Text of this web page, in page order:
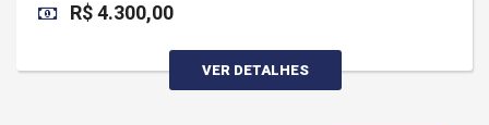
R$ 4.300,00
VER DETALHES